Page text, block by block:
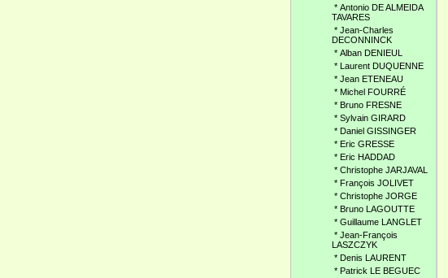
* Antonio DE ALMEIDA
TAVARES
* Jean-Charles
DECONNINCK
* Alban DENIEUL
* Laurent DUQUENNE
* Jean ETENEAU
* Michel FOURRÉ
* Bruno FRESNE
* Sylvain GIRARD
* Daniel GISSINGER
* Eric GRESSE
* Eric HADDAD
* Christophe JARJAVAL
* François JOLIVET
* Christophe JORGE
* Bruno LAGOUTTE
* Guillaume LANGLET
* Jean-François
LASZCZYK
* Denis LAURENT
* Patrick LE BEGUEC